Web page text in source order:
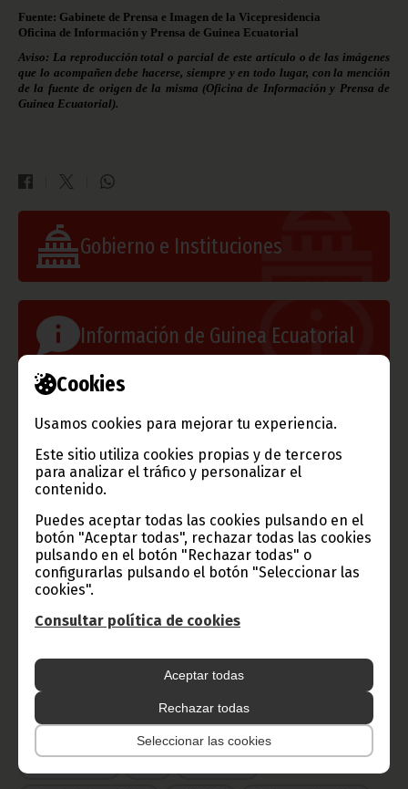
Cookies
Usamos cookies para mejorar tu experiencia.
Este sitio utiliza cookies propias y de terceros
para analizar el tráfico y personalizar el
contenido.
Puedes aceptar todas las cookies pulsando en el
botón "Aceptar todas", rechazar todas las cookies
pulsando en el botón "Rechazar todas" o
configurarlas pulsando el botón "Seleccionar las
cookies".
Consultar política de cookies
Aceptar todas
Rechazar todas
Seleccionar las cookies
Fuente: Gabinete de Prensa e Imagen de la Vicepresidencia
Oficina de Información y Prensa de Guinea Ecuatorial
Aviso: La reproducción total o parcial de este artículo o de las imágenes
que lo acompañen debe hacerse, siempre y en todo lugar, con la mención
de la fuente de origen de la misma (Oficina de Información y Prensa de
Guinea Ecuatorial).
Gobierno e Instituciones
Información de Guinea Ecuatorial
TVGE
Radio Nacional de Guinea
Haz click aquí para escuchar ahora
CATEGORÍAS
Noticias Gobierno
Presidencia
África
Deportes Vicepresidencia
Cultura Estadísticas
Gente GE 50 Aniversario Independencia